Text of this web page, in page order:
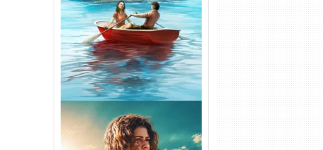
WEB-DL 1080p Dual Áudio